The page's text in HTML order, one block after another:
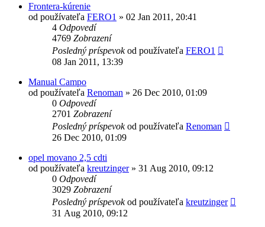
Frontera-kúrenie
od používateľa FERO1 » 02 Jan 2011, 20:41
4 Odpovedí
4769 Zobrazení
Posledný príspevokod používateľa FERO1
08 Jan 2011, 13:39
Manual Campo
od používateľa Renoman » 26 Dec 2010, 01:09
0 Odpovedí
2701 Zobrazení
Posledný príspevokod používateľa Renoman
26 Dec 2010, 01:09
opel movano 2,5 cdti
od používateľa kreutzinger» 31 Aug 2010, 09:12
0 Odpovedí
3029 Zobrazení
Posledný príspevokod používateľa kreutzinger
31 Aug 2010, 09:12